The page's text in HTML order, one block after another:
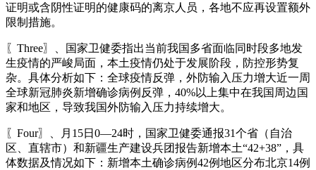
证明或含阴性证明的健康码的离京人员，各地不应再设置额外
限制措施。
〖Three〗、国家卫健委指出当前我国多省面临同时段多地发
生疫情的严峻局面，本土疫情仍处于发展阶段，防控形势复
杂。具体分析如下：全球疫情反弹，外防输入压力增大近一周
全球新冠肺炎新增确诊病例反弹，40%以上集中在我国周边国
家和地区，导致我国外防输入压力持续增大。
〖Four〗、月15日0—24时，国家卫健委通报31个省（自治
区、直辖市）和新疆生产建设兵团报告新增本土“42+38”，具
体数据及情况如下：新增本土确诊病例42例地区分布北京14例